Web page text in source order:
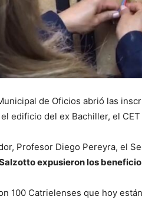
de Oficios abrió las
edificio del ex Bachiller, el CET
Profesor Diego Pereyra, el
expusieron los
100 Catrielenses que hoy